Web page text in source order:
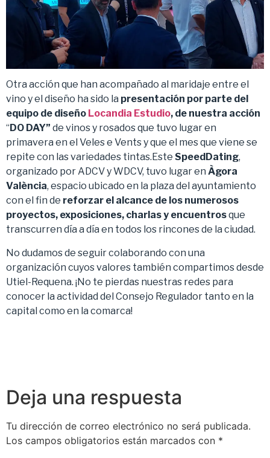
Otra acción que han acompañado al maridaje entre el
vino y el diseño ha sido la presentación por parte del
equipo de diseño Locandia Estudio, de nuestra acción
“DO DAY” de vinos y rosados que tuvo lugar en
primavera en el Veles e Vents y que el mes que viene se
repite con las variedades tintas.Este SpeedDating,
organizado por ADCV y WDCV, tuvo lugar en Àgora
València, espacio ubicado en la plaza del ayuntamiento
con el fin de reforzar el alcance de los numerosos
proyectos, exposiciones, charlas y encuentrosque
transcurren día a día en todos los rincones de la ciudad.
No dudamos de seguir colaborando con una
organización cuyos valores también compartimos desde
Utiel-Requena. ¡No te pierdas nuestras redes para
conocer la actividad del Consejo Regulador tanto en la
capital como en la comarca!
Deja una respuesta
Tu dirección de correo electrónico no será publicada.
Los campos obligatorios están marcados con *